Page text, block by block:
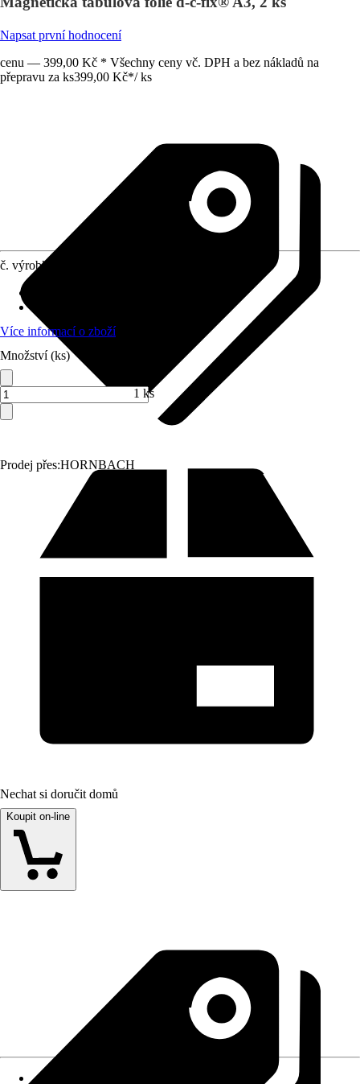
Napsat první hodnocení
cenu — 399,00 Kč * Všechny ceny vč. DPH a bez nákladů na
přepravu za ks399,00 Kč*/ ks
Prodej přes:HORNBACH
č. výrobku
Více informací o zboží
Množství (ks)
1 ks
Nechat si doručit domů
Koupit on-line